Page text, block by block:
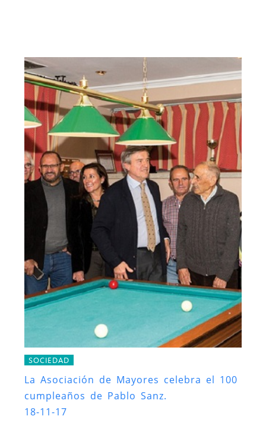
SOCIEDAD
La Asociación de Mayores celebra el 100
cumpleaños de Pablo Sanz.
18-11-17